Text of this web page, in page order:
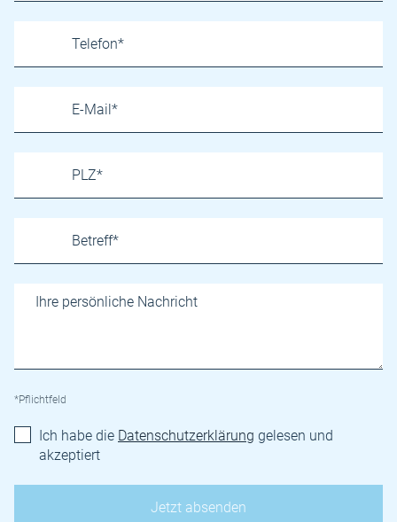
*Pflichtfeld
Ich habe die Datenschutzerklärung gelesen und
akzeptiert